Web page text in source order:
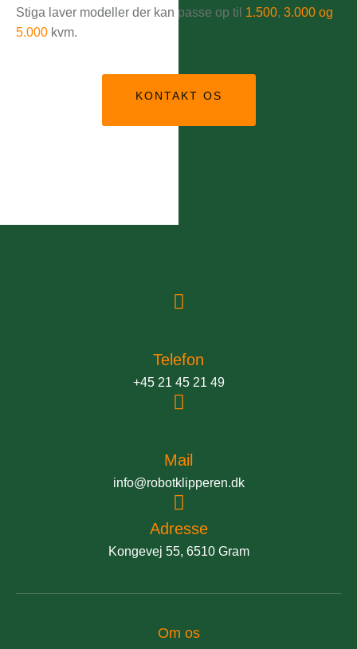
Stiga laver modeller der kan passe op til 1.500, 3.000 og
5.000 kvm.
KONTAKT OS
Telefon
+45 21 45 21 49
Mail
info@robotklipperen.dk
Adresse
Kongevej 55, 6510 Gram
Om os